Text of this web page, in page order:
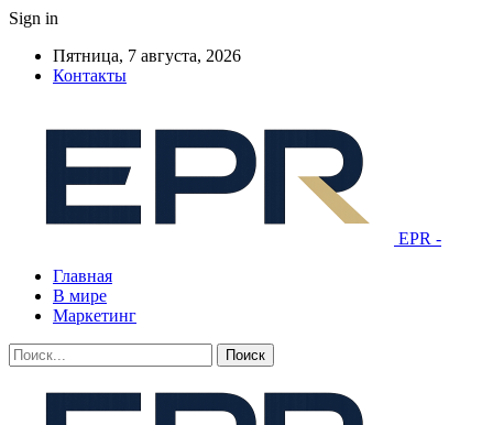
Sign in
Пятница, 7 августа, 2026
Контакты
EPR -
Главная
В мире
Маркетинг